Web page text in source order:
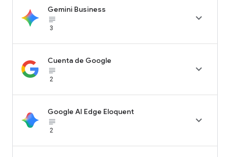
Gemini Business
subject_black
3

Cuenta de Google
subject_black
2

Google AI Edge Eloquent
subject_black
2
